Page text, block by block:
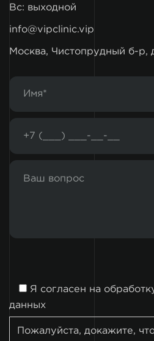
Вс: выходной
info@vipclinic.vip
Москва, Чистопрудный б-р,
Я согласен на
данных
Пожалуйста, докажите,